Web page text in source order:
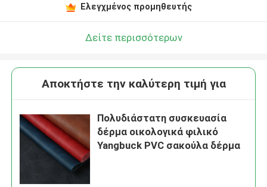
Ελεγχμένος προμηθευτής
Δείτε περισσότερων
Αποκτήστε την καλύτερη τιμή για
Πολυδιάστατη συσκευασία
δέρμα οικολογικά φιλικό
Yangbuck PVC σακούλα δέρμα